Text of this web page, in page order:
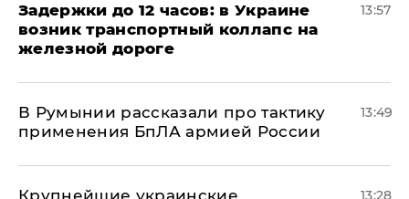
Задержки до 12 часов: в Украине
возник транспортный коллапс на
железной дороге
13:57
В Румынии рассказали про тактику
применения БпЛА армией России
13:49
13:28